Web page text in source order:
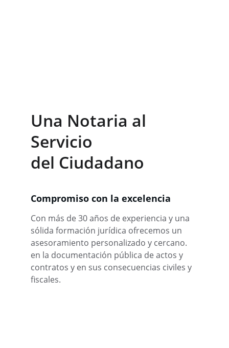
Una Notaria al
Servicio
del Ciudadano
Con más de 30 años de experiencia y una
sólida formación jurídica ofrecemos un
asesoramiento personalizado y cercano.
en la documentación pública de actos y
contratos y en sus consecuencias civiles y
fiscales.
Compromiso con la excelencia